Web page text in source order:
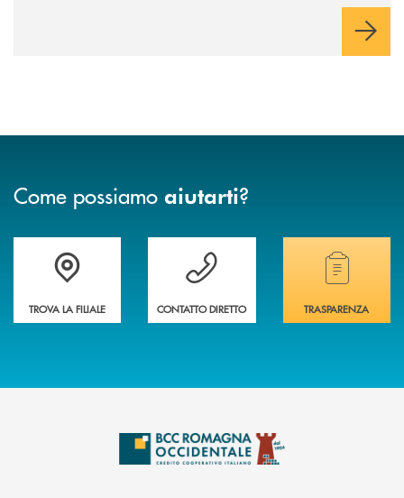
Come possiamo aiutarti?
Accedi all' elenco completo delle filiali della banca.
TROVA LA FILIALE
Hai bisogno di assistenza immediata?
CONTATTO DIRETTO
Hai bisogno di
TRASPARENZA